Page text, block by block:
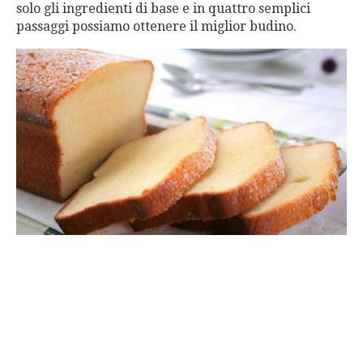
solo gli ingredienti di base e in quattro semplici
passaggi possiamo ottenere il miglior budino.